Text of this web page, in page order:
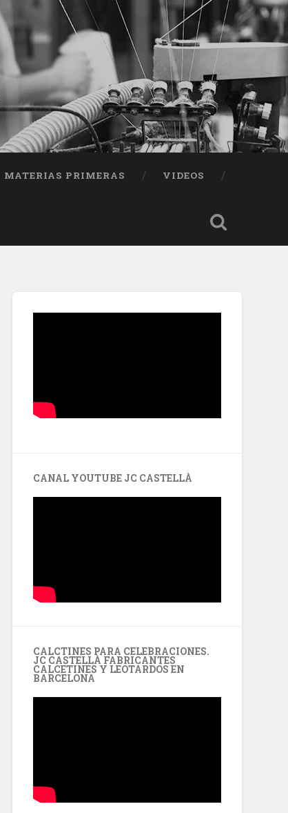
MATERIAS PRIMERAS VIDEOS
CANAL YOUTUBE JC CASTELLÀ
CALCTINES PARA CELEBRACIONES.
JC CASTELLÀ FABRICANTES
CALCETINES Y LEOTARDOS EN
BARCELONA